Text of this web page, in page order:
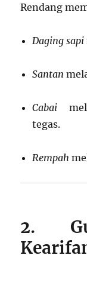
Rendang
Daging sapi
Santan
Cabai
tegas.
Rempah
2.